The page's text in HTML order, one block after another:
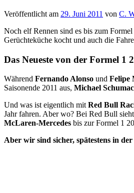
Veröffentlicht am 29. Juni 2011 von C.
Noch elf Rennen sind es bis zum
Gerüchteküche kocht und auch die
Das Neueste von der Formel 1
Während Fernando Alonso und Felipe
Saisonende 2011 aus, Michael
Und was ist eigentlich mit Red Bull
Jahr fahren. Aber wo? Bei Red Bull
McLaren-Mercedes bis zur Formel 1
Aber wir sind sicher, spätestens in